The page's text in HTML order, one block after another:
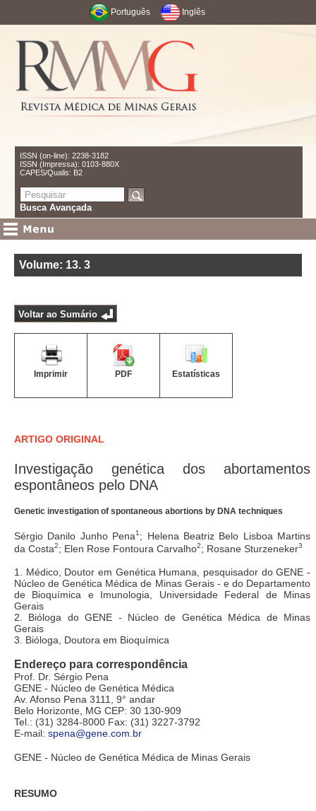
Português Inglês
ISSN (on-line): 2238-3182
ISSN (Impressa): 0103-880X
CAPES/Qualis: B2
Busca Avançada
Volume: 13. 3
Voltar ao Sumário
Imprimir PDF Estatísticas
ARTIGO ORIGINAL
Investigação genética dos abortamentos
espontâneos pelo DNA
Genetic investigation of spontaneous abortions by DNA techniques
Sérgio Danilo Junho Pena1 ; Helena Beatriz Belo Lisboa Martins
da Costa2; Elen Rose Fontoura Carvalho2; Rosane Sturzeneker3
1. Médico, Doutor em Genética Humana, pesquisador do GENE -
Núcleo de Genética Médica de Minas Gerais - e do Departamento
de Bioquímica e Imunologia, Universidade Federal de Minas
Gerais
2. Bióloga do GENE - Núcleo de Genética Médica de Minas
Gerais
3. Bióloga, Doutora em Bioquímica
Endereço para correspondência
Prof. Dr. Sérgio Pena
GENE - Núcleo de Genética Médica
Av. Afonso Pena 3111, 9° andar
Belo Horizonte, MG CEP: 30 130-909
Tel.: (31) 3284-8000 Fax: (31) 3227-3792
E-mail: spena@gene.com.br
GENE - Núcleo de Genética Médica de Minas Gerais
RESUMO